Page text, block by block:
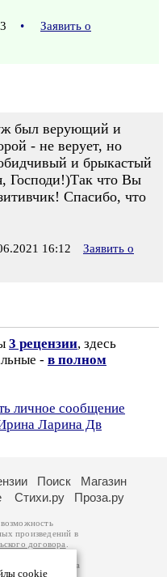
•
Заявить о
был верующий и
- не верует, но
и брыкастый
Господи!)Так что Вы
Спасибо, что
16:12
Заявить о
3 рецензии, здесь
- в полном
личное сообщение
Ларина Дв
cookie
Поиск
Магазин
Стихи.ру Проза.ру
произведений в
договора
авторам
возможна